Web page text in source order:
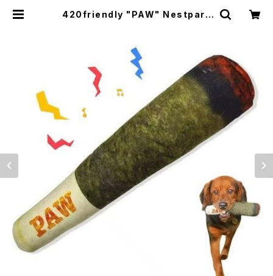
420friendly "PAW" Nestpark
日プレゼント | 420shibuya offici
al